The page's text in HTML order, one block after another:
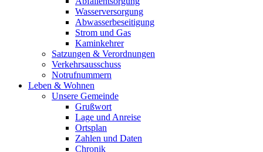
Wasserversorgung
Abwasserbeseitigung
Strom und Gas
Kaminkehrer
Satzungen & Verordnungen
Verkehrsausschuss
Notrufnummern
Leben & Wohnen
Unsere Gemeinde
Grußwort
Lage und Anreise
Ortsplan
Zahlen und Daten
Chronik